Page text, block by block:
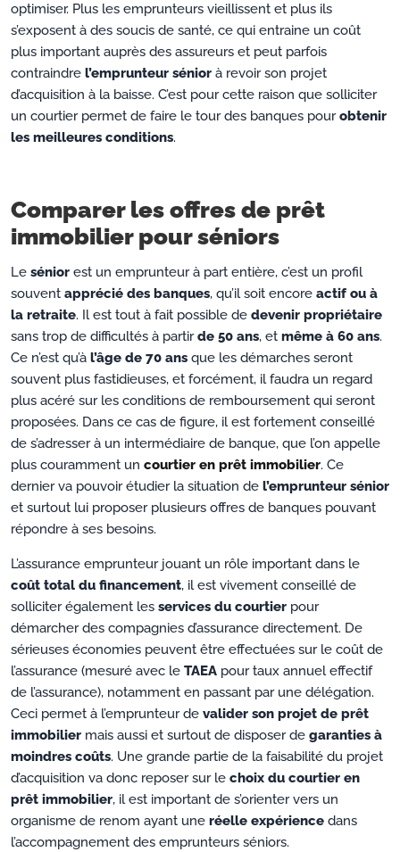
optimiser. Plus les emprunteurs vieillissent et plus ils
s’exposent à des soucis de santé, ce qui entraine un coût
plus important auprès des assureurs et peut parfois
contraindre l’emprunteur sénior à revoir son projet
d’acquisition à la baisse. C’est pour cette raison que solliciter
un courtier permet de faire le tour des banques pourobtenir
les meilleures conditions.
Comparer les offres de prêt
immobilier pour séniors
Le sénior est un emprunteur à part entière, c’est un profil
souvent apprécié des banques, qu’il soit encore actif ou à
la retraite. Il est tout à fait possible de devenir propriétaire
sans trop de difficultés à partirde 50 ans, et même à 60 ans.
Ce n’est qu’à l’âge de 70 ans que les démarches seront
souvent plus fastidieuses, et forcément, il faudra un regard
plus acéré sur les conditions de remboursement qui seront
proposées. Dans ce cas de figure, il est fortement conseillé
de s’adresser à un intermédiaire de banque, que l’on appelle
plus couramment un courtier en prêt immobilier. Ce
dernier va pouvoir étudier la situation de l’emprunteur sénior
et surtout lui proposer plusieurs offres de banques pouvant
répondre à ses besoins.
L’assurance emprunteur jouant un rôle important dans le
coût total du financement, il est vivement conseillé de
solliciter également les services du courtier pour
démarcher des compagnies d’assurance directement. De
sérieuses économies peuvent être effectuées sur le coût de
l’assurance (mesuré avec le TAEA pour taux annuel effectif
de l’assurance), notamment en passant par une délégation.
Ceci permet à l’emprunteur de valider son projet de prêt
immobilier mais aussi et surtout de disposer de garanties à
moindres coûts. Une grande partie de la faisabilité du projet
d’acquisition va donc reposer sur le choix du courtier en
prêt immobilier, il est important de s’orienter vers un
organisme de renom ayant une réelle expérience dans
l’accompagnement des emprunteurs séniors.